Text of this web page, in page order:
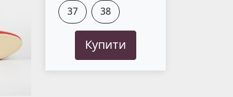
37
38
Купити